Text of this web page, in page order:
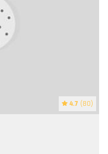
4.7 (80)